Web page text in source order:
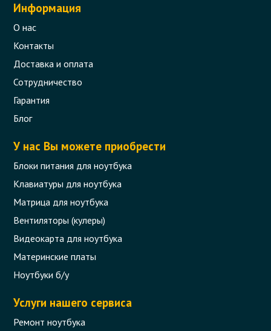
Информация
О нас
Контакты
Доставка и оплата
Сотрудничество
Гарантия
Блог
У нас Вы можете приобрести
Блоки питания для ноутбука
Клавиатуры для ноутбука
Матрица для ноутбука
Вентиляторы (кулеры)
Видеокарта для ноутбука
Материнские платы
Ноутбуки б/у
Услуги нашего сервиса
Ремонт ноутбука